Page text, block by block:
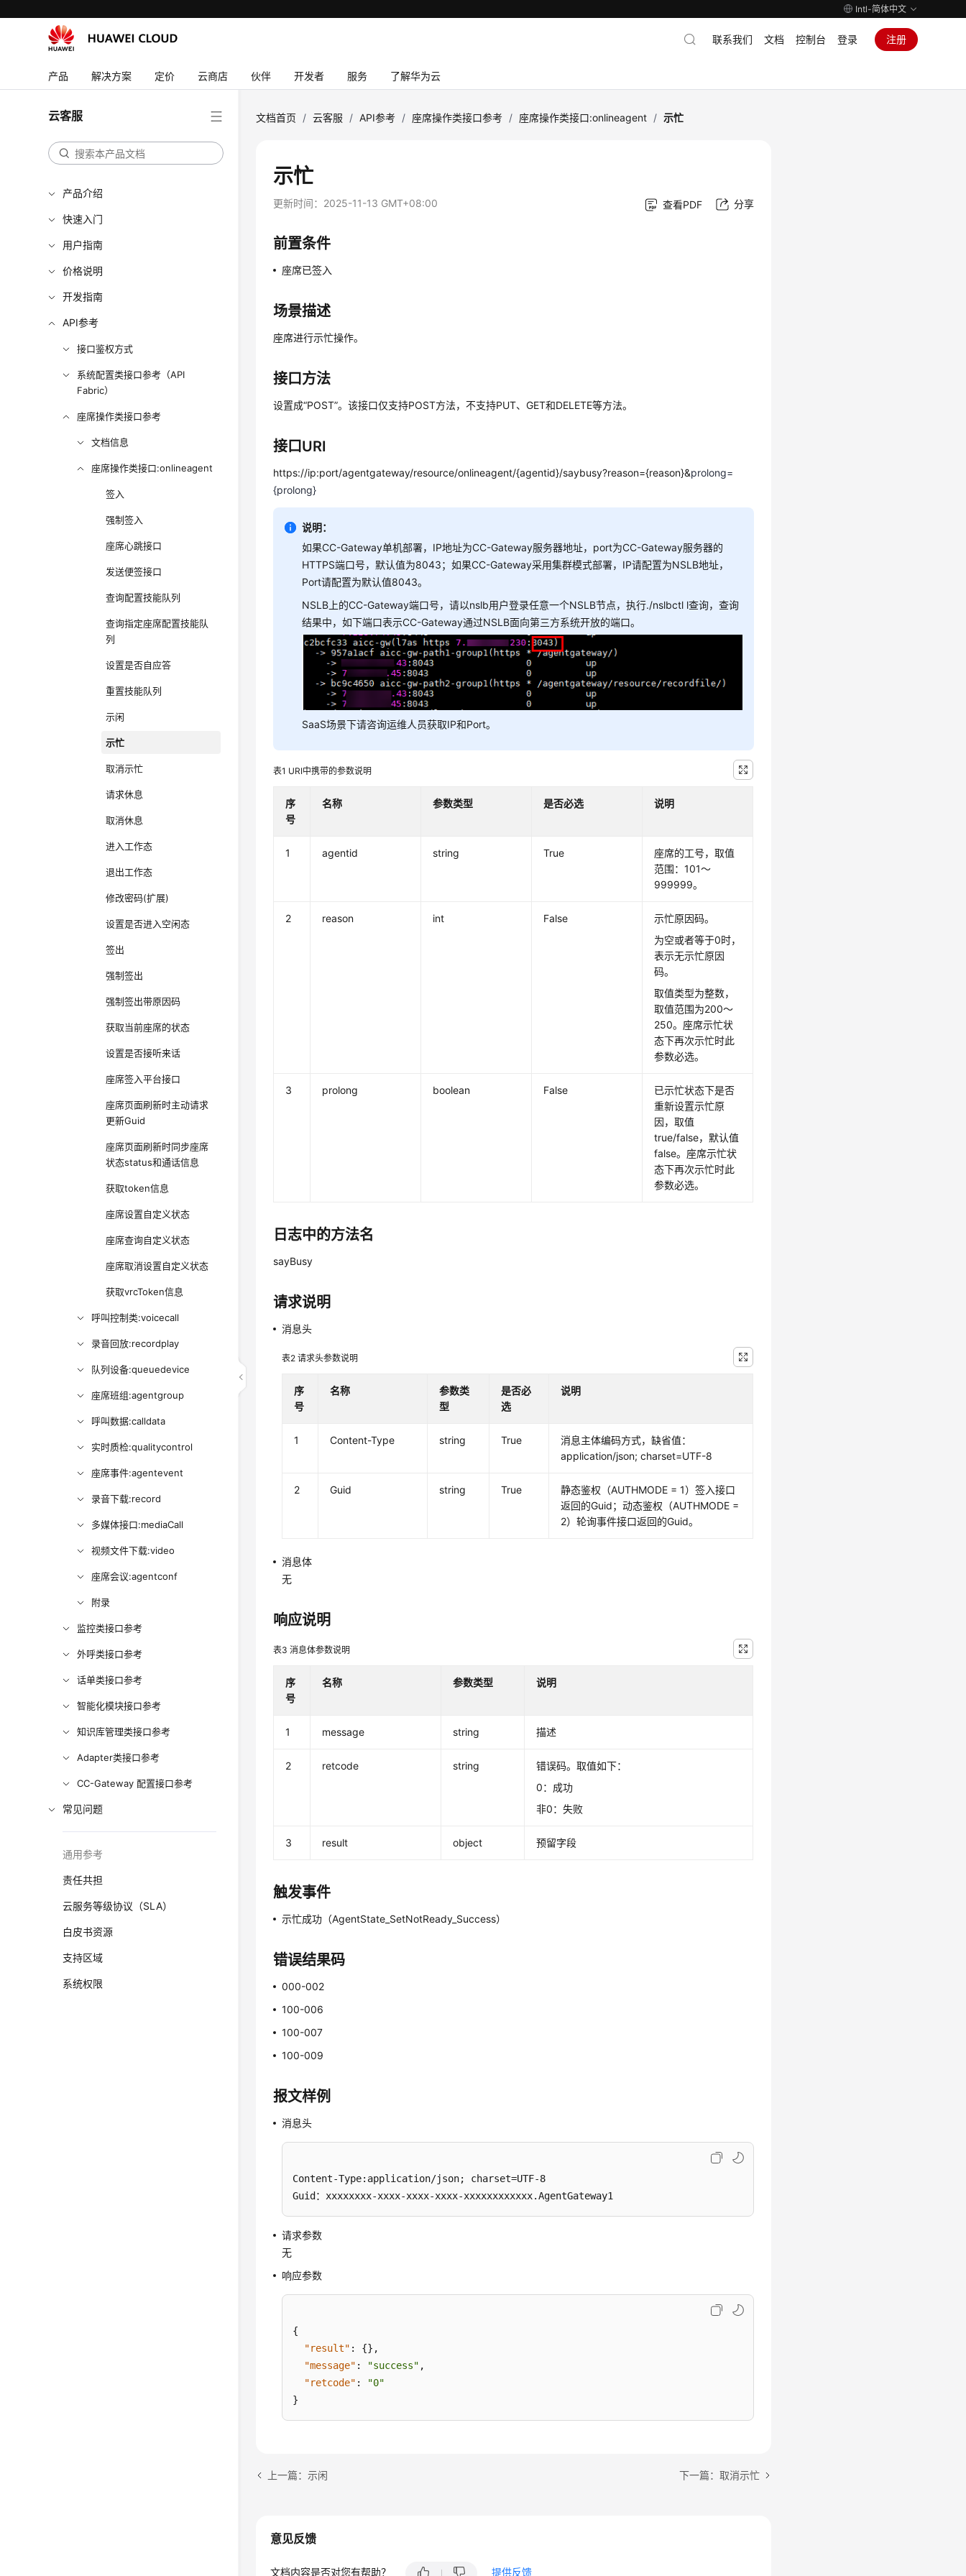
Intl-简体中文
产品 解决方案 定价 云商店 伙伴 开发者 服务 了解华为云
联系我们 文档 控制台 登录 注册
云客服
产品介绍
快速入门
用户指南
价格说明
开发指南
API参考
接口鉴权方式
系统配置类接口参考（API
Fabric）
座席操作类接口参考
文档信息
座席操作类接口:onlineagent
签入
强制签入
座席心跳接口
发送便签接口
查询配置技能队列
查询指定座席配置技能队
列
设置是否自应答
重置技能队列
示闲
示忙
取消示忙
请求休息
取消休息
进入工作态
退出工作态
修改密码(扩展)
设置是否进入空闲态
签出
强制签出
强制签出带原因码
获取当前座席的状态
设置是否接听来话
座席签入平台接口
座席页面刷新时主动请求
更新Guid
座席页面刷新时同步座席
状态status和通话信息
获取token信息
座席设置自定义状态
座席查询自定义状态
座席取消设置自定义状态
获取vrcToken信息
呼叫控制类:voicecall
录音回放:recordplay
队列设备:queuedevice
座席班组:agentgroup
呼叫数据:calldata
实时质检:qualitycontrol
座席事件:agentevent
录音下载:record
多媒体接口:mediaCall
视频文件下载:video
座席会议:agentconf
附录
监控类接口参考
外呼类接口参考
话单类接口参考
智能化模块接口参考
知识库管理类接口参考
Adapter类接口参考
CC-Gateway 配置接口参考
常见问题
通用参考
责任共担
云服务等级协议（SLA）
白皮书资源
支持区域
系统权限
文档首页 / 云客服 / API参考 / 座席操作类接口参考 / 座席操作类接口:onlineagent / 示忙
示忙
更新时间： 2025-11-13 GMT+08:00 查看PDF 分享
前置条件
座席已签入
场景描述
座席进行示忙操作。
接口方法
设置成“POST”。该接口仅支持POST方法，不支持PUT、GET和DELETE等方法。
接口URI
https://ip:port/agentgateway/resource/onlineagent/{agentid}/saybusy?reason={reason}&prolong=
{prolong}
说明：
如果CC-Gateway单机部署，IP地址为CC-Gateway服务器地址，port为CC-Gateway服务器的
HTTPS端口号，默认值为8043；如果CC-Gateway采用集群模式部署，IP请配置为NSLB地址，
Port请配置为默认值8043。
NSLB上的CC-Gateway端口号，请以nslb用户登录任意一个NSLB节点，执行./nslbctl l查询，查询
结果中，如下端口表示CC-Gateway通过NSLB面向第三方系统开放的端口。
SaaS场景下请咨询运维人员获取IP和Port。
表1 URI中携带的参数说明
序
号
名称 参数类型 是否必选 说明
1 agentid string True
座席的工号，取值
范围：101～
999999。
2 reason int False
示忙原因码。
为空或者等于0时，
表示无示忙原因
码。
取值类型为整数，
取值范围为200～
250。座席示忙状
态下再次示忙时此
参数必选。
3 prolong boolean False
已示忙状态下是否
重新设置示忙原
因，取值
true/false，默认值
false。座席示忙状
态下再次示忙时此
参数必选。
日志中的方法名
sayBusy
请求说明
消息头
表2请求头参数说明
序
号
名称
参数类
型
是否必
选
说明
1 Content-Type string True
消息主体编码方式，缺省值：
application/json; charset=UTF-8
2 Guid string True
静态鉴权（AUTHMODE = 1）签入接口
返回的Guid；动态鉴权（AUTHMODE =
2）轮询事件接口返回的Guid。
消息体
无
响应说明
表3消息体参数说明
序
号
名称 参数类型 说明
1 message string 描述
2 retcode string
错误码。取值如下：
0：成功
非0：失败
3 result object 预留字段
触发事件
示忙成功（AgentState_SetNotReady_Success）
错误结果码
000-002
100-006
100-007
100-009
报文样例
消息头
Content-Type:application/json; charset=UTF-8
Guid：xxxxxxxx-xxxx-xxxx-xxxx-xxxxxxxxxxxx.AgentGateway1
请求参数
无
响应参数
{
"result" : {} ,
"message" : "success" ,
"retcode" :
"0"
}
上一篇：示闲 下一篇：取消示忙
意见反馈
文档内容是否对您有帮助？ 提供反馈